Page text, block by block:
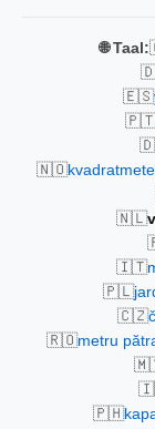
🌐 Taal:
🇪🇸
🇵🇹
🇳🇴
🇳🇱
🇮🇹
🇵🇱
🇨🇿
🇷🇴metru
🇵🇭